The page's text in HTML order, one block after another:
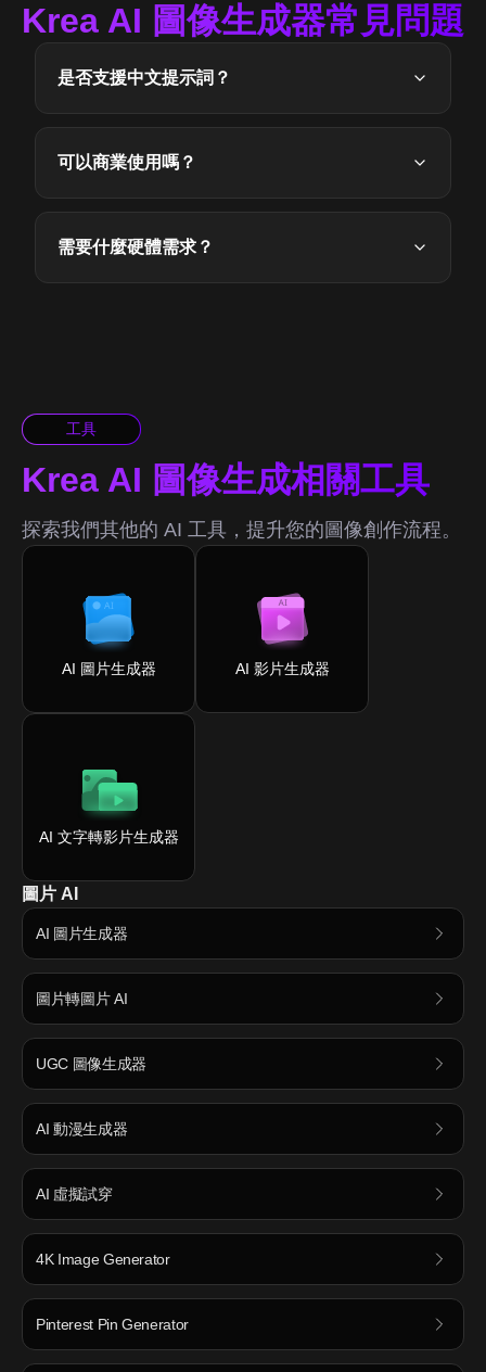
Krea AI 圖像生成器常見問題
是否支援中文提示詞？
可以商業使用嗎？
需要什麼硬體需求？
工具
Krea AI 圖像生成相關工具
探索我們其他的 AI 工具，提升您的圖像創作流程。
AI 圖片生成器 AI 影片生成器
AI 文字轉影片生成器
圖片 AI
AI 圖片生成器
圖片轉圖片 AI
UGC 圖像生成器
AI 動漫生成器
AI 虛擬試穿
4K Image Generator
Pinterest Pin Generator